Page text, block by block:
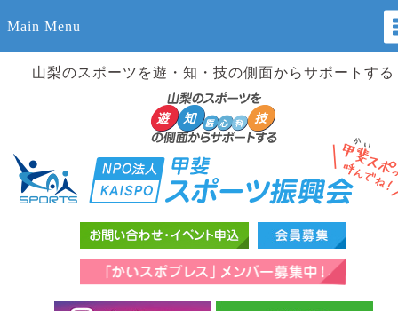
Main Menu
山梨のスポーツを遊・知・技の側面からサポートする